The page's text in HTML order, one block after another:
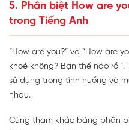
5. Phân biệt How are
trong Tiếng Anh
“How are you?” và “How are
khoẻ không? Bạn thế nào
sử dụng trong tình huống và
nhau.
Cùng tham khảo bảng phân